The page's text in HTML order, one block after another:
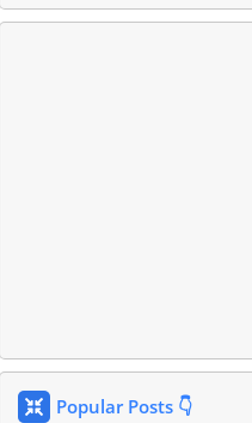
Popular Posts 👇